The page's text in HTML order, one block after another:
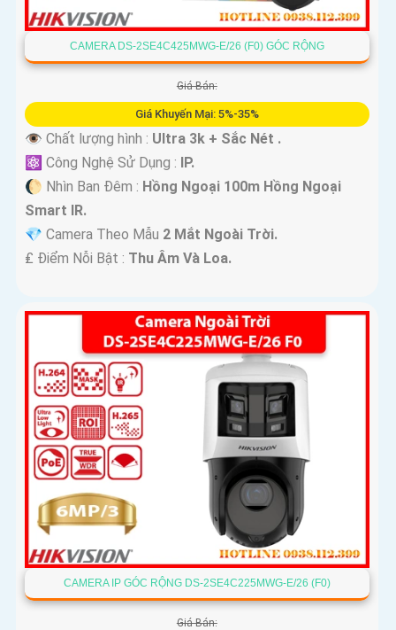
CAMERA DS-2SE4C425MWG-E/26 (F0) GÓC RỘNG
Giá Bán:
Giá Khuyến Mại: 5%-35%
👁 Chất lượng hình : Ultra 3k + Sắc Nét .
⚛️ Công Nghệ Sử Dụng : IP.
🌔 Nhìn Ban Đêm : Hồng Ngoại 100m Hồng Ngoại
Smart IR.
💎 Camera Theo Mẫu 2 Mắt Ngoài Trời.
️₤ Điểm Nỗi Bật : Thu Âm Và Loa.
CAMERA IP GÓC RỘNG DS-2SE4C225MWG-E/26 (F0)
Giá Bán: